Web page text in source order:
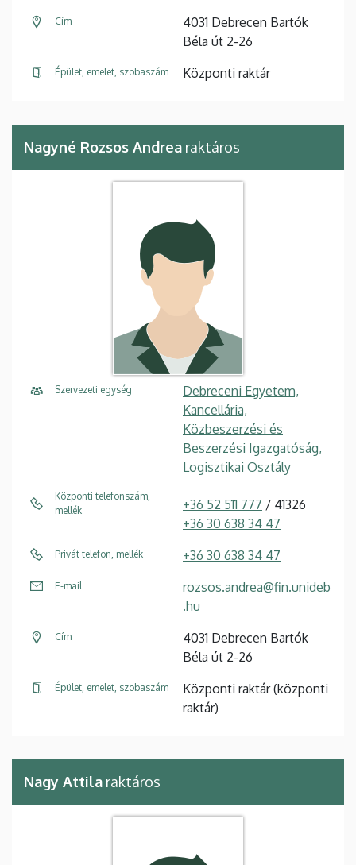
Cím
4031 Debrecen Bartók
Béla út 2-26
Épület, emelet, szobaszám Központi raktár
Nagyné Rozsos Andrea raktáros
Szervezeti egység
Debreceni Egyetem,
Kancellária,
Közbeszerzési és
Beszerzési Igazgatóság,
Logisztikai Osztály
Központi telefonszám,
mellék
+36 52 511 777 / 41326
+36 30 638 34 47
Privát telefon, mellék +36 30 638 34 47
E-mail
rozsos.andrea@fin.unideb
.hu
Cím
4031 Debrecen Bartók
Béla út 2-26
Épület, emelet, szobaszám
Központi raktár (központi
raktár)
Nagy Attila raktáros